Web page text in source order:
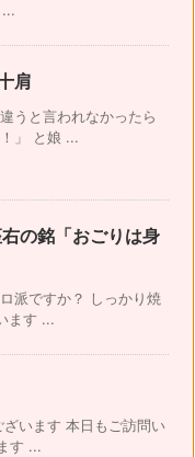
肩
うと言われなかったら
」 と娘 ...
の銘「おごりは身
派ですか？ しっかり焼
ます ...
います 本日もご訪問い
す ...